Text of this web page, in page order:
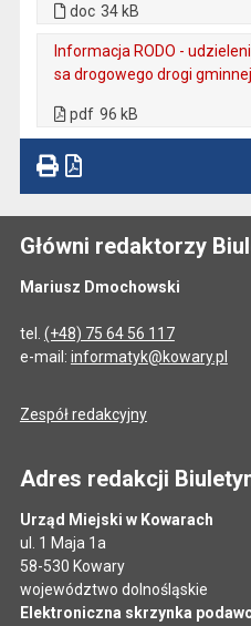
doc 34 kB
Informacja RODO -
sa drogowego drogi gminnej
pdf 96 kB
Główni redaktorzy
Mariusz Dmochowski
tel. (+48) 75 64 56 117
e-mail: informatyk@kowary.pl
Zespół redakcyjny
Adres redakcji
Urząd Miejski w Kowarach
ul. 1 Maja 1a
58-530 Kowary
województwo dolnośląskie
Elektroniczna skrzynka